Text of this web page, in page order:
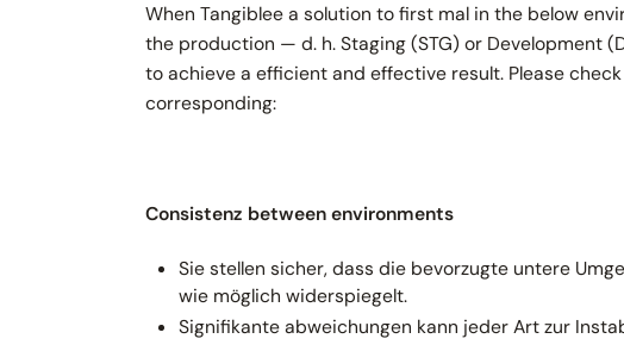
When Tangiblee a solution to first mal in the below
the production — d. h. Staging (STG) or Development
to achieve a efficient and effective result. Please
corresponding:
Consistenz between environments
Sie stellen sicher, dass die bevorzugte untere
wie möglich widerspiegelt.
Signifikante abweichungen kann jeder Art zur